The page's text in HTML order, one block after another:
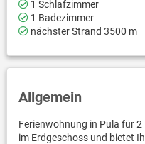
1 Schlafzimmer
1 Badezimmer
nächster Strand 3500 m
Allgemein
Ferienwohnung in Pula für
im Erdgeschoss und bietet